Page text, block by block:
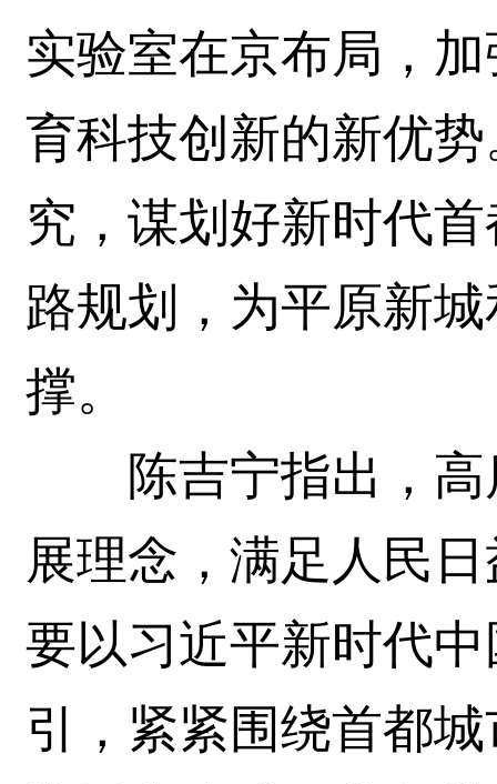
实验室在京布局，
育科技创新的新优
究，谋划好新时代
路规划，为平原新
撑。
陈吉宁指出，高
展理念，满足人民
要以习近平新时代
引，紧紧围绕首都